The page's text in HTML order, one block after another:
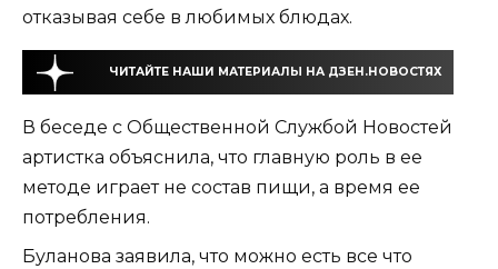
отказывая себе в любимых блюдах.
ЧИТАЙТЕ НАШИ МАТЕРИАЛЫ НА ДЗЕН.НОВОСТЯХ
В беседе с Общественной Службой Новостей
артистка объяснила, что главную роль в ее
методе играет не состав пищи, а время ее
потребления.
Буланова заявила, что можно есть все что